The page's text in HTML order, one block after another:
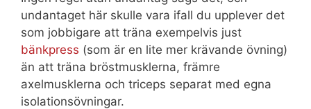
undantaget här skulle vara ifall du upplever det
som jobbigare att träna exempelvis just
bänkpress (som är en lite mer krävande övning)
än att träna bröstmusklerna, främre
axelmusklerna och triceps separat med egna
isolationsövningar.